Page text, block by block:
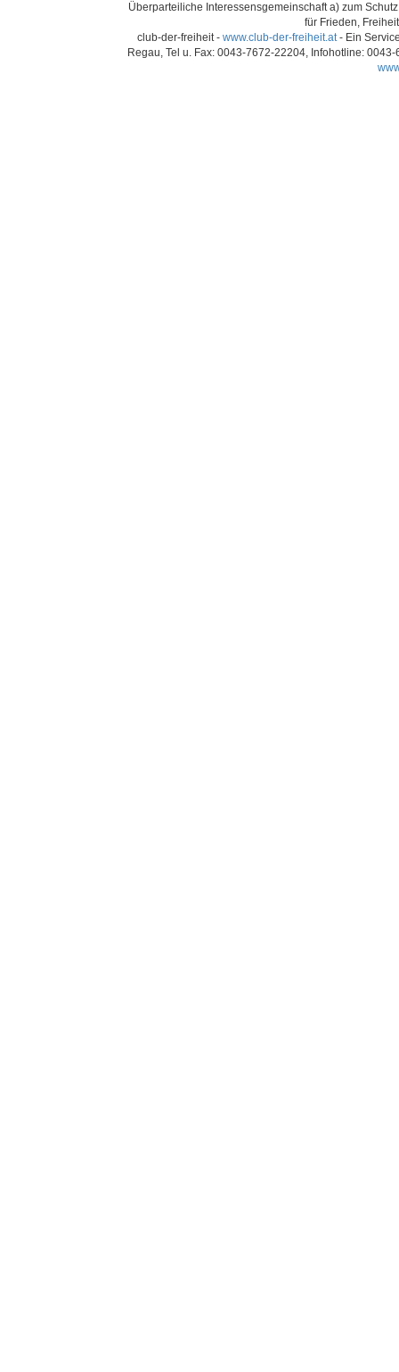
Überparteiliche Interessensgemeinschaft a) zum
für Frieden,
club-der-freiheit - www.club-der-freiheit.at- Ein
Regau, Tel u. Fax: 0043-7672-22204, Infohotline: